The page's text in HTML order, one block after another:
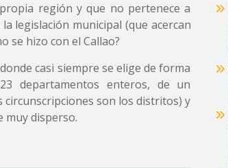
región y que no pertenece a
legislación municipal (que acercan
se hizo con el Callao?
casi siempre se elige de forma
departamentos enteros, de un
son los distritos) y
muy disperso.